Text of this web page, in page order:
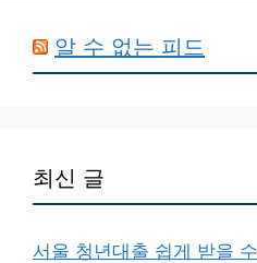
알 수 없는 피드
최신 글
서울 청년대출 쉽게 받을